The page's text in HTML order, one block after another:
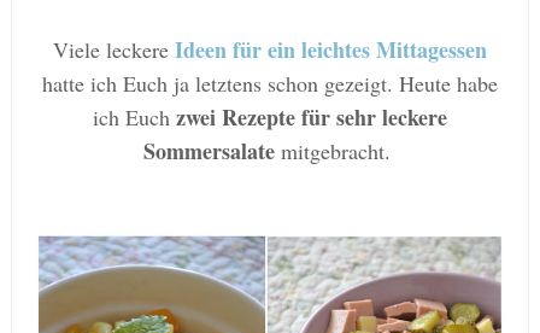
Viele leckere Ideen für ein leichtes Mittagessen
hatte ich Euch ja letztens schon gezeigt. Heute habe
ich Euch zwei Rezepte für sehr leckere
Sommersalatemitgebracht.